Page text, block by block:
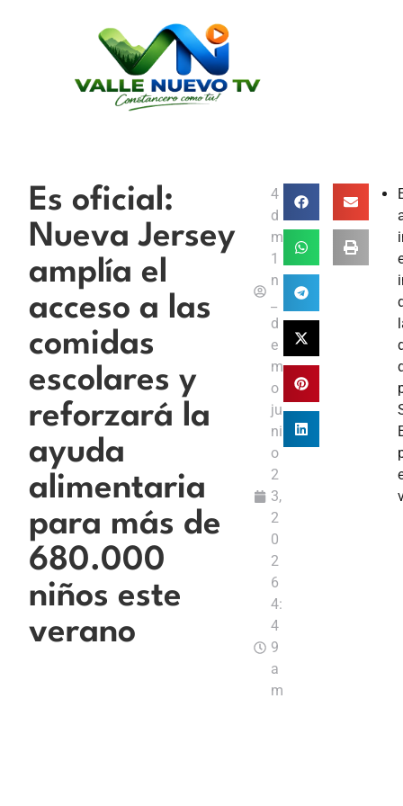
Es oficial:
Nueva Jersey
amplía el
acceso a las
comidas
escolares y
reforzará la
ayuda
alimentaria
para más de
680.000
niños este
verano
4
d
m
1
n
d
e
m
o
ju
ni
o
2
3,
2
0
2
6
4:
4
9
a
m